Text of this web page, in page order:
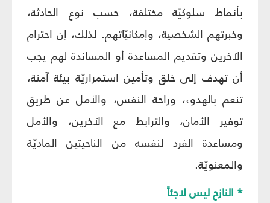
بأنماط سلوكيّة مختلفة، حسب نوع الحادثة،
وخبرتهم الشخصية، وإمكانيّاتهم. لذلك، إن احترام
الآخرين وتقديم المساعدة أو المساندة لهم يجب
أن تهدف إلى خلق وتأمين استمراريّة بيئة آمنة،
تنعم بالهدوء، وراحة النفس، والأمل عن طريق
توفير الأمان، والترابط مع الآخرين، والأمل
ومساعدة الفرد لنفسه من الناحيتين الماديّة
والمعنويّة.
* النازح ليس لاجئاً